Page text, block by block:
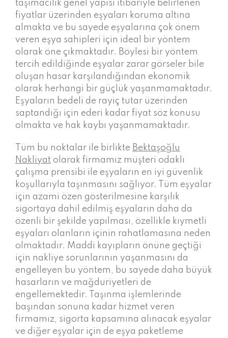
taşımacılık genel yapısı itibariyle belirlenen
fiyatlar üzerinden eşyaları koruma altına
almakta ve bu sayede eşyalarına çok önem
veren eşya sahipleri için ideal bir yöntem
olarak öne çıkmaktadır. Böylesi bir yöntem
tercih edildiğinde eşyalar zarar görseler bile
oluşan hasar karşılandığından ekonomik
olarak herhangi bir güçlük yaşanmamaktadır.
Eşyaların bedeli de rayiç tutar üzerinden
saptandığı için ederi kadar fiyat söz konusu
olmakta ve hak kaybı yaşanmamaktadır.
Tüm bu noktalar ile birlikte Bektaşoğlu
Nakliyat olarak firmamız müşteri odaklı
çalışma prensibi ile eşyaların en iyi güvenlik
koşullarıyla taşınmasını sağlıyor. Tüm eşyalar
için azami özen gösterilmesine karşılık
sigortaya dahil edilmiş eşyaların daha da
özenli bir şekilde yapılması, özellikle kıymetli
eşyaları olanların içinin rahatlamasına neden
olmaktadır. Maddi kayıpların önüne geçtiği
için nakliye sorunlarının yaşanmasını da
engelleyen bu yöntem, bu sayede daha büyük
hasarların ve mağduriyetleri de
engellemektedir. Taşınma işlemlerinde
başından sonuna kadar hizmet veren
firmamız, sigorta kapsamına alınacak eşyalar
ve diğer eşyalar için de eşya paketleme